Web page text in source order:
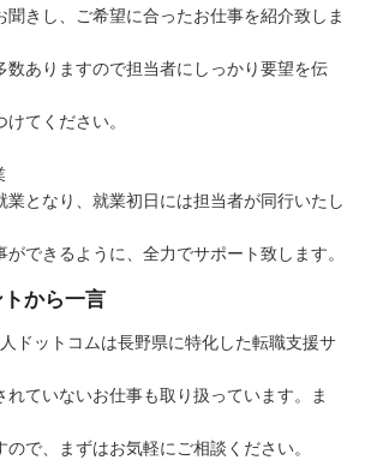
聞きし、ご希望に合ったお仕事を紹介致しま
数ありますので担当者にしっかり要望を伝
てください。
業となり、就業初日には担当者が同行いたし
できるように、全力でサポート致します。
から一言
ドットコムは長野県に特化した転職支援サ
れていないお仕事も取り扱っています。ま
で、まずはお気軽にご相談ください。